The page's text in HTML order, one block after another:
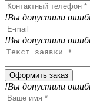
!Вы допустили
!Вы допустили
Оформить заказ
!Вы допустили